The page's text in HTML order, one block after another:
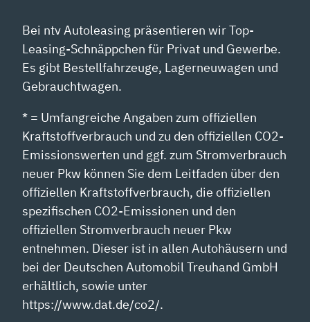
Bei ntv Autoleasing präsentieren wir Top-
Leasing-Schnäppchen für Privat und Gewerbe.
Es gibt Bestellfahrzeuge, Lagerneuwagen und
Gebrauchtwagen.
* = Umfangreiche Angaben zum offiziellen
Kraftstoffverbrauch und zu den offiziellen CO2-
Emissionswerten und ggf. zum Stromverbrauch
neuer Pkw können Sie dem Leitfaden über den
offiziellen Kraftstoffverbrauch, die offiziellen
spezifischen CO2-Emissionen und den
offiziellen Stromverbrauch neuer Pkw
entnehmen. Dieser ist in allen Autohäusern und
bei der Deutschen Automobil Treuhand GmbH
erhältlich, sowie unter
https://www.dat.de/co2/.